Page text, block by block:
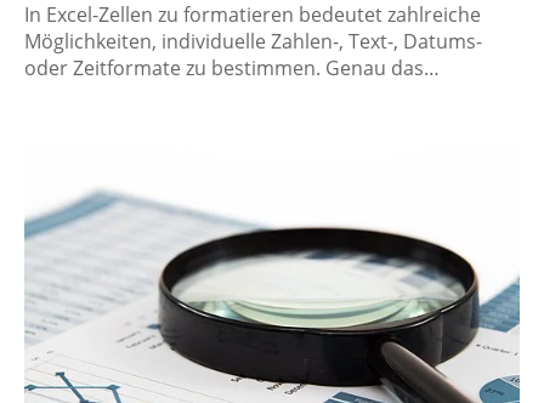
In Excel-Zellen zu formatieren bedeutet zahlreiche
Möglichkeiten, individuelle Zahlen-, Text-, Datums-
oder Zeitformate zu bestimmen. Genau das…